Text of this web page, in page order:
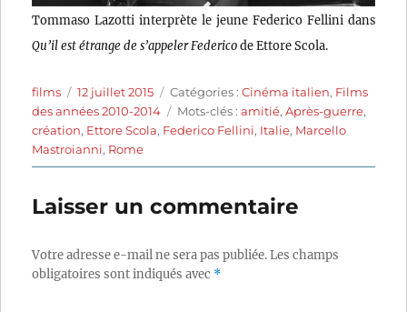
Tommaso Lazotti interprète le jeune Federico Fellini dans
Qu’il est étrange de s’appeler Federicode Ettore Scola.
Auteur
films
Publié
le
12 juillet 2015 Catégories
Catégories :Cinéma italien, Films
des années 2010-2014
Étiquettes
Mots-clés :amitié,Après-guerre,
création, Ettore Scola, Federico Fellini, Italie, Marcello
Mastroianni, Rome
Laisser un commentaire
Votre adresse e-mail ne sera pas publiée.Les champs
obligatoires sont indiqués avec *